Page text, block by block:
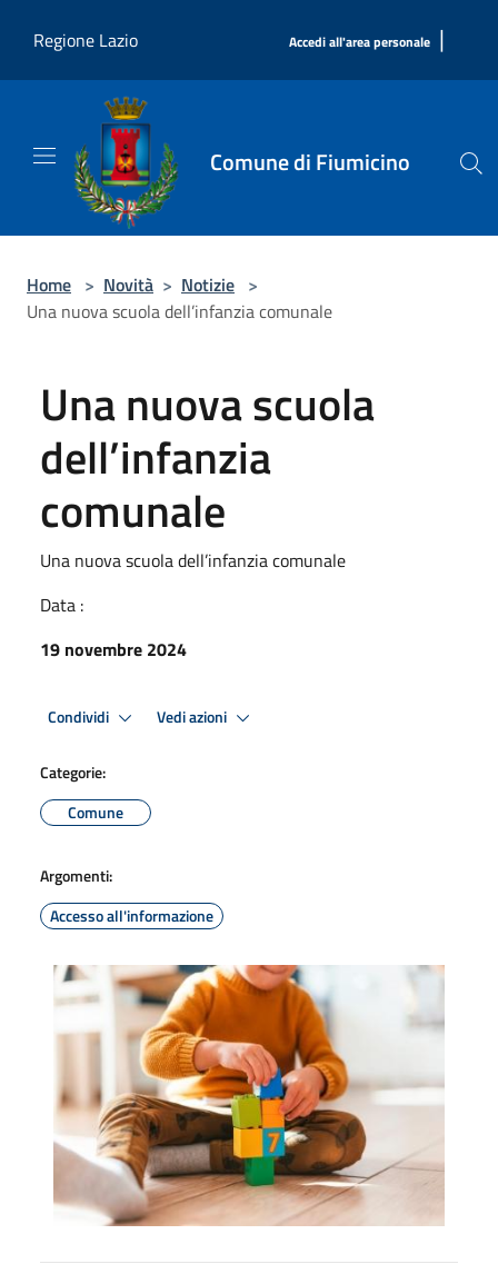
Regione Lazio
Accedi all'area personale |
Comune di Fiumicino
Home > Novità > Notizie >
Una nuova scuola dell’infanzia comunale
Una nuova scuola
dell’infanzia
comunale
Una nuova scuola dell’infanzia comunale
Data :
19 novembre 2024
Condividi Vedi azioni
Categorie:
Comune
Argomenti:
Accesso all'informazione